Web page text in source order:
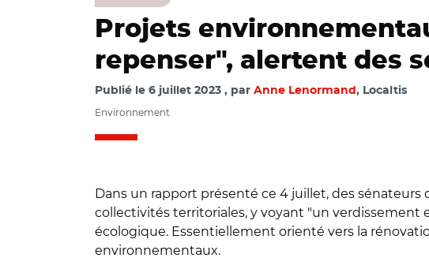
Projets
repenser", alertent des
Publié le 6 juillet 2023 par Anne Lenormand , Localtis
Environnement
Dans un rapport présenté ce 4 juillet, des
collectivités territoriales, y voyant "un
écologique. Essentiellement orienté vers la
environnementaux.